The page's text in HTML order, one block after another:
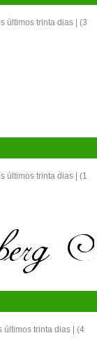
últimos trinta dias | (3
últimos trinta dias | (1
últimos trinta dias | (4